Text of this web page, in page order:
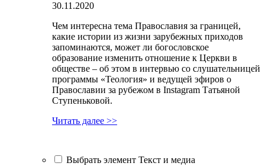
30.11.2020
Чем интересна тема Православия за границей,
какие истории из жизни зарубежных приходов
запоминаются, может ли богословское
образование изменить отношение к Церкви в
обществе – об этом в интервью со слушательницей
программы «Теология» и ведущей эфиров о
Православии за рубежом в Instagram Татьяной
Ступеньковой.
Читать далее >>
Выбрать элемент Текст и медиа